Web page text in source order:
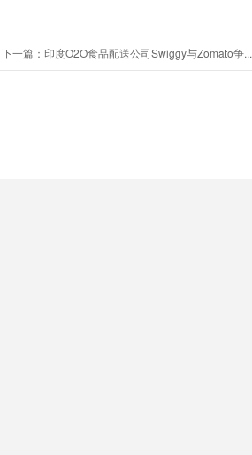
下一篇： 印度O2O食品配送公司Swiggy与Zomato争...